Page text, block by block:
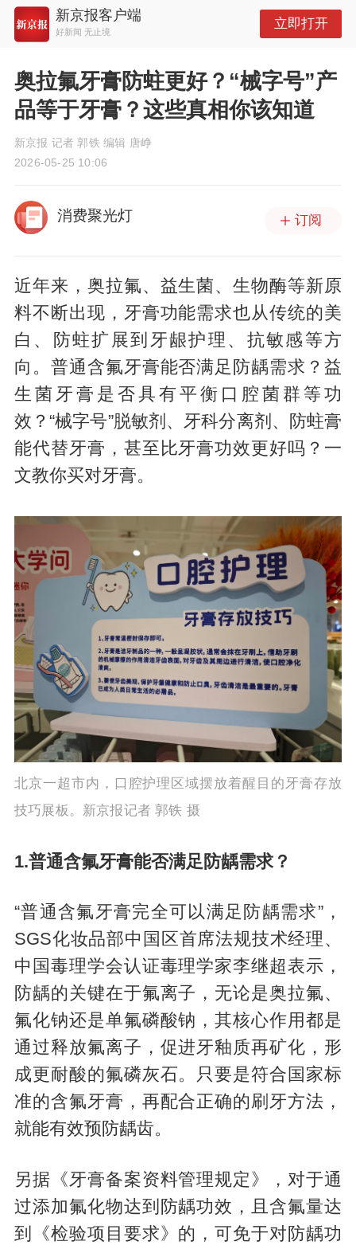
新京报客户端
好新闻 无止境
立即打开
奥拉氟牙膏防蛀更好？“械字号”产
品等于牙膏？这些真相你该知道
新京报 记者 郭铁 编辑 唐峥
2026-05-25 10:06
消费聚光灯 订阅
近年来，奥拉氟、益生菌、生物酶等新原
料不断出现，牙膏功能需求也从传统的美
白、防蛀扩展到牙龈护理、抗敏感等方
向。普通含氟牙膏能否满足防龋需求？益
生菌牙膏是否具有平衡口腔菌群等功
效？“械字号”脱敏剂、牙科分离剂、防蛀膏
能代替牙膏，甚至比牙膏功效更好吗？一
文教你买对牙膏。
北京一超市内，口腔护理区域摆放着醒目的牙膏存放
技巧展板。新京报记者 郭铁 摄
1.普通含氟牙膏能否满足防龋需求？
“普通含氟牙膏完全可以满足防龋需求”，
SGS化妆品部中国区首席法规技术经理、
中国毒理学会认证毒理学家李继超表示，
防龋的关键在于氟离子，无论是奥拉氟、
氟化钠还是单氟磷酸钠，其核心作用都是
通过释放氟离子，促进牙釉质再矿化，形
成更耐酸的氟磷灰石。只要是符合国家标
准的含氟牙膏，再配合正确的刷牙方法，
就能有效预防龋齿。
另据《牙膏备案资料管理规定》，对于通
过添加氟化物达到防龋功效，且含氟量达
到《检验项目要求》的，可免于对防龋功